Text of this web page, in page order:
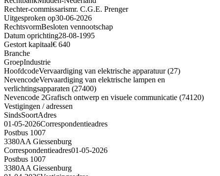
Rechter-commissarismr. C.G.E. Prenger
Uitgesproken op30-06-2026
RechtsvormBesloten vennootschap
Datum oprichting28-08-1995
Gestort kapitaal€ 640
Branche
GroepIndustrie
HoofdcodeVervaardiging van elektrische apparatuur (27)
NevencodeVervaardiging van elektrische lampen en
verlichtingsapparaten (27400)
Nevencode 2Grafisch ontwerp en visuele communicatie (74120)
Vestigingen / adressen
SindsSoortAdres
01-05-2026Correspondentieadres
Postbus 1007
3380AA Giessenburg
Correspondentieadres01-05-2026
Postbus 1007
3380AA Giessenburg